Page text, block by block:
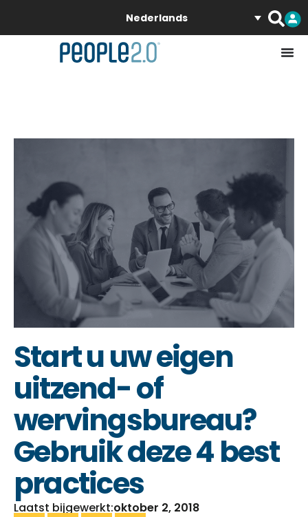
Nederlands
Start u uw eigen
uitzend- of
wervingsbureau?
Gebruik deze 4 best
practices
Laatst bijgewerkt:oktober 2, 2018